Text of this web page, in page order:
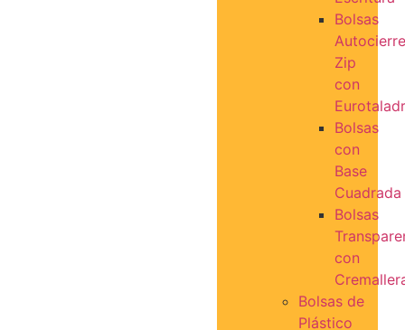
Bolsas
Autocierre
Zip
con
Bolsas
con
Base
Cuadrada
Bolsas
con
Bolsas de
Plástico